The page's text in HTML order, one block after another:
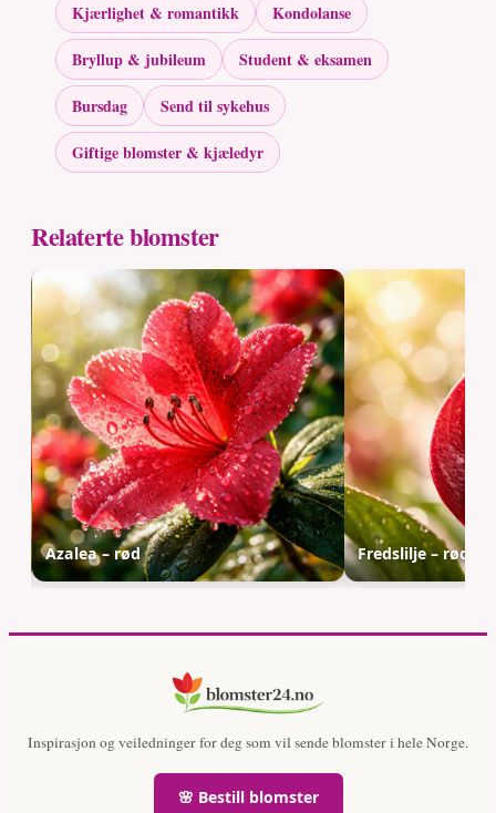
Kjærlighet & romantikk
Kondolanse
Bryllup & jubileum
Student & eksamen
Bursdag
Send til sykehus
Giftige blomster & kjæledyr
Relaterte blomster
Azalea – rød Fredslilje – rød
Inspirasjon og veiledninger for deg som vil sende blomster i hele Norge.
🌸 Bestill blomster